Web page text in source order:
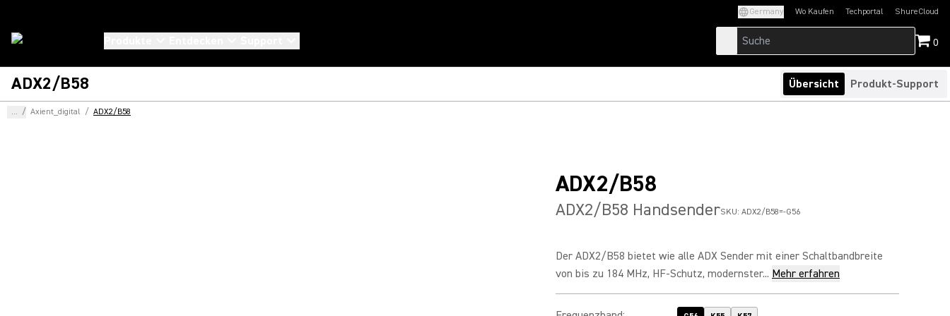
Germany Wo Kaufen Techportal
(Opens in a new tab)ShureCloud
(Opens in a new
0
ADX2/B58 Übersicht Produkt-Support
... / Axient_digital / ADX2/B58
ADX2/B58
ADX2/B58 HandsenderSKU: ADX2/B58=-G56
Der ADX2/B58 bietet wie alle ADX Sender mit einer Schaltbandbreite
von bis zu 184 MHz, HF-Schutz, modernster... Mehr erfahren